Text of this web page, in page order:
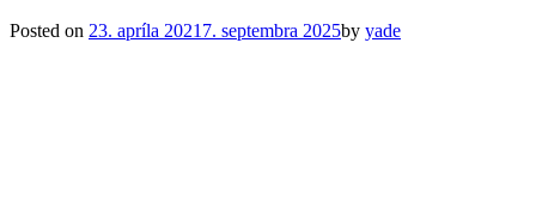
Posted on 23. apríla 2021 7. septembra 2025by yade